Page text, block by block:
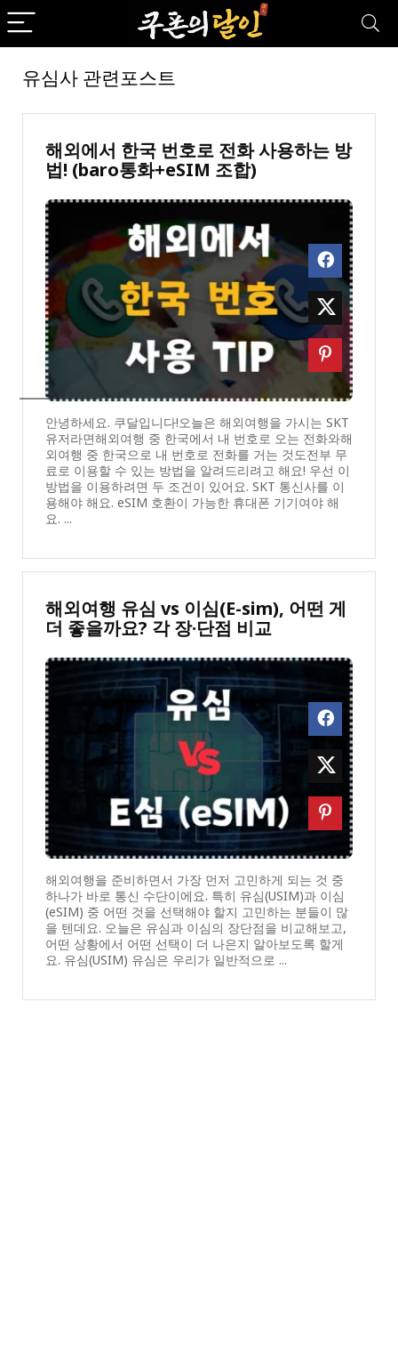
유심사 관련포스트
해외에서 한국 번호로 전화 사용하는 방
법! (baro통화+eSIM 조합)
안녕하세요. 쿠달입니다!오늘은 해외여행을 가시는 SKT
유저라면해외여행 중 한국에서 내 번호로 오는 전화와해
외여행 중 한국으로 내 번호로 전화를 거는 것도전부 무
료로 이용할 수 있는 방법을 알려드리려고 해요! 우선 이
방법을 이용하려면 두 조건이 있어요. SKT 통신사를 이
용해야 해요. eSIM 호환이 가능한 휴대폰 기기여야 해
요. ...
해외여행 유심 vs 이심(E-sim), 어떤 게
더 좋을까요? 각 장·단점 비교
해외여행을 준비하면서 가장 먼저 고민하게 되는 것 중
하나가 바로 통신 수단이에요. 특히 유심(USIM)과 이심
(eSIM) 중 어떤 것을 선택해야 할지 고민하는 분들이 많
을 텐데요. 오늘은 유심과 이심의 장단점을 비교해보고,
어떤 상황에서 어떤 선택이 더 나은지 알아보도록 할게
요. 유심(USIM) 유심은 우리가 일반적으로 ...